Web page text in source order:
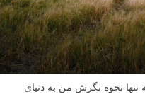
نحوه نگرش من به دنیای